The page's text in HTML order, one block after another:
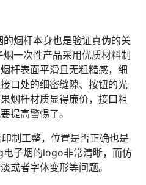
烟杆本身也是验证真伪的关
一次性产品采用优质材料制
杆表面平滑且无粗糙感，细
口处的细密缝隙、按钮的光
烟杆材质显得廉价，接口粗
提高警惕了。
制工整，位置是否正确也是
子烟的logo非常清晰，而仿
或者字体变形等问题。